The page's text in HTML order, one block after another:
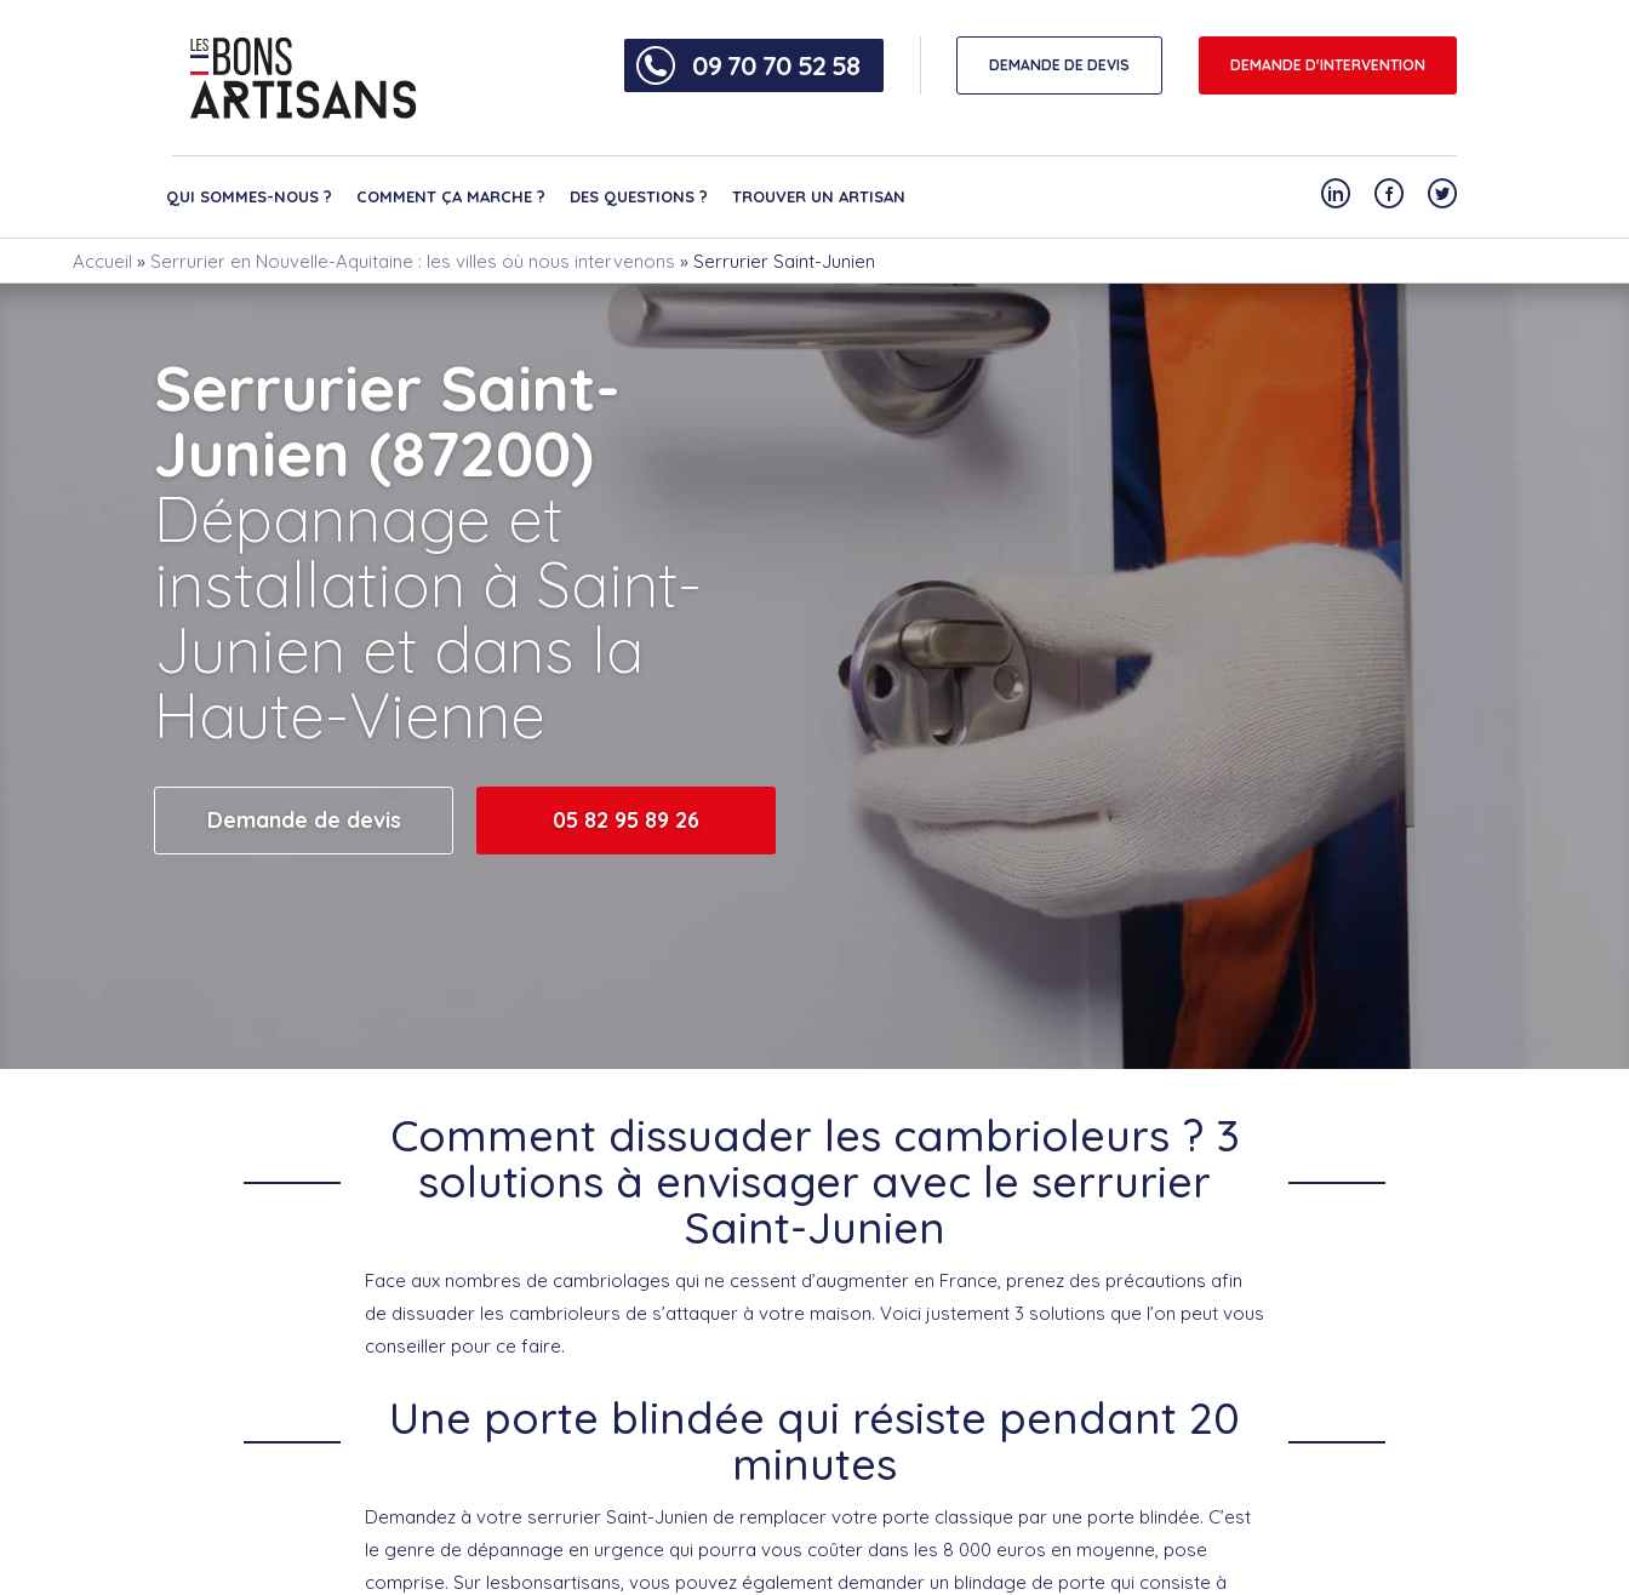
09 70 70 52 58 DEMANDE DE DEVIS DEMANDE D'INTERVENTION
QUI SOMMES-NOUS ? COMMENT ÇA MARCHE ? DES QUESTIONS ? TROUVER UN ARTISAN
Accueil » Serrurier en Nouvelle-Aquitaine : les villes où nous intervenons » Serrurier Saint-Junien
Serrurier Saint-
Junien (87200)
Dépannage et
installation à Saint-
Junien et dans la
Haute-Vienne
Demande de devis 05 82 95 89 26
Comment dissuader les cambrioleurs ? 3
solutions à envisager avec le serrurier
Saint-Junien
Face aux nombres de cambriolages qui ne cessent d’augmenter en France, prenez des précautions afin
de dissuader les cambrioleurs de s’attaquer à votre maison. Voici justement 3 solutions que l’on peut vous
conseiller pour ce faire.
Une porte blindée qui résiste pendant 20
minutes
Demandez à votre serrurier Saint-Junien de remplacer votre porte classique par une porte blindée. C’est
le genre de dépannage en urgence qui pourra vous coûter dans les 8 000 euros en moyenne, pose
comprise. Sur lesbonsartisans, vous pouvez également demander un blindage de porte qui consiste à